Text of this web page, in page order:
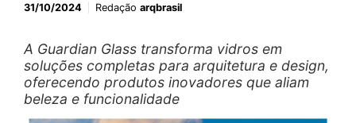
31/10/2024 Redação arqbrasil
A Guardian Glass transforma vidros em
soluções completas para arquitetura e design,
oferecendo produtos inovadores que aliam
beleza e funcionalidade